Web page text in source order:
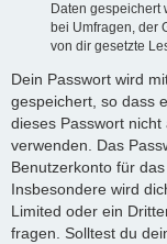
Daten gespeichert
bei Umfragen, der
von dir gesetzte
Dein Passwort wird
gespeichert, so dass
dieses Passwort
verwenden. Das
Benutzerkonto für
Insbesondere wird
Limited oder ein
fragen. Solltest du